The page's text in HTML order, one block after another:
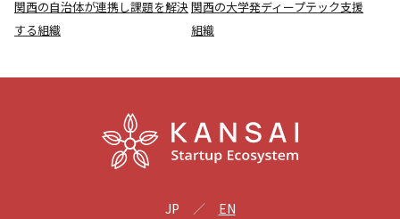
関西の自治体が連携し課題を解決
する組織
関西の大学発ディープテック支援
組織
JP EN